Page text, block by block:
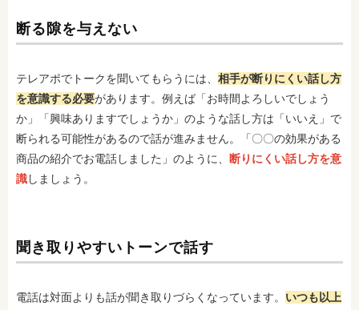
断る隙を与えない
テレアポでトークを聞いてもらうには、 相手が断りにくい話し方
を意識する必要があります。例えば「お時間よろしいでしょう
か」「興味ありますでしょうか」のような話し方は「いいえ」で
断られる可能性があるので話が進みません。「〇〇の効果がある
商品の紹介でお電話しました」のように、
断りにくい話し方を意
識しましょう。
聞き取りやすいトーンで話す
電話は対面よりも話が聞き取りづらくなっています。 いつも以上